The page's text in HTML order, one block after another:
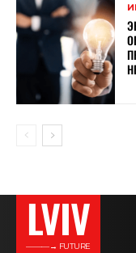
LVIV
———→ FUTURE